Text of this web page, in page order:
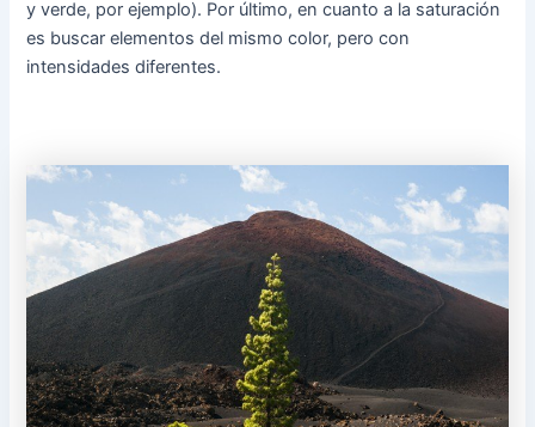
y verde, por ejemplo). Por último, en cuanto a la saturación
es buscar elementos del mismo color, pero con
intensidades diferentes.